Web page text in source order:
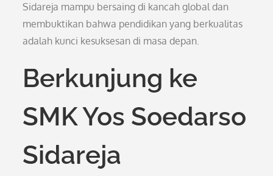
Sidareja mampu bersaing di kancah global dan
membuktikan bahwa pendidikan yang berkualitas
adalah kunci kesuksesan di masa depan.
Berkunjung ke
SMK Yos Soedarso
Sidareja